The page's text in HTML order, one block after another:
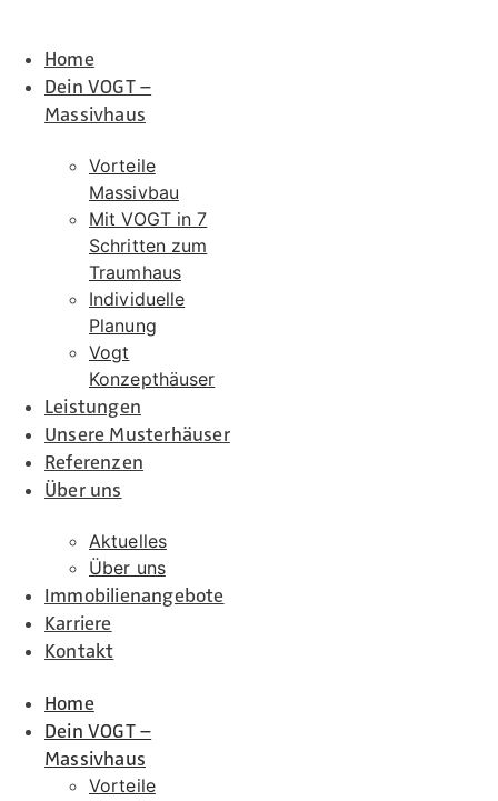
Home
Dein VOGT –
Massivhaus
Vorteile
Massivbau
Mit VOGT in 7
Schritten zum
Traumhaus
Individuelle
Planung
Vogt
Konzepthäuser
Leistungen
Unsere Musterhäuser
Referenzen
Über uns
Aktuelles
Über uns
Immobilienangebote
Karriere
Kontakt
Home
Dein VOGT –
Massivhaus
Vorteile